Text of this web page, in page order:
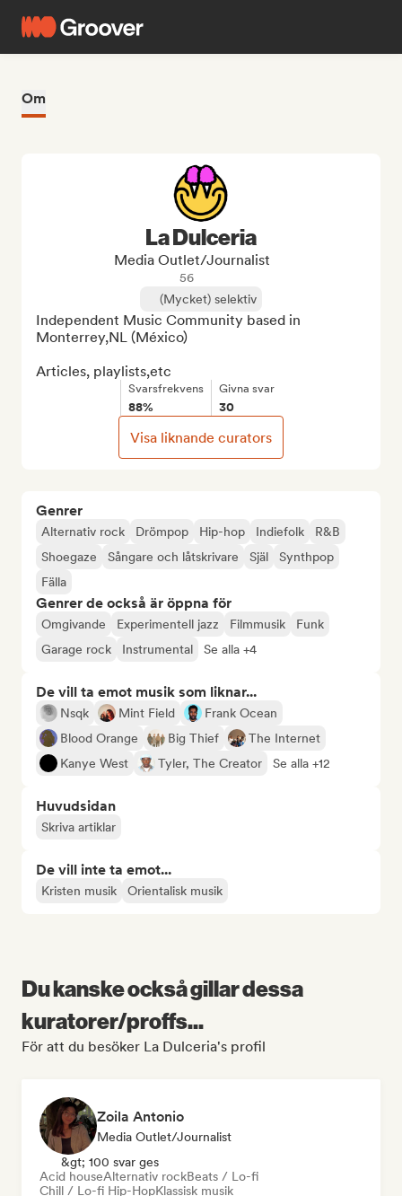
Om
Genrer
Alternativ rock Drömpop Hip-hop Indiefolk
R&B
Shoegaze
Sångare och låtskrivare Själ
Synthpop
Fälla
Genrer de också är öppna för
Omgivande Experimentell jazz Filmmusik
Funk
Garage rock
Instrumental Se alla +4
De vill ta emot musik som liknar...
Nsqk Mint Field
Frank Ocean
Blood Orange
Big Thief
The Internet
Kanye West
Tyler, The Creator Se alla +12
Huvudsidan
Skriva artiklar
De vill inte ta emot...
Kristen musik Orientalisk musik
La Dulceria
Media Outlet/Journalist
56
(Mycket) selektiv
Independent Music Community based in
Monterrey,NL (México)
Articles, playlists,etc
Svarsfrekvens
88%
Givna svar
30
Visa liknande curators
Du kanske också gillar dessa
kuratorer/proffs...
För att du besöker La Dulceria's profil
Zoila Antonio
Media Outlet/Journalist
&gt; 100 svar ges
Acid houseAlternativ rockBeats / Lo-fi
Chill / Lo-fi Hip-HopKlassisk musik